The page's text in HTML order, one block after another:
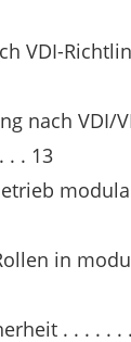
VDI-
nach VDI/
. . 13
in
. . . . . .